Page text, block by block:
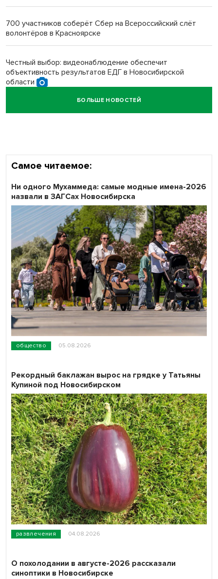
700 участников соберёт Сбер на Всероссийский слёт
волонтёров в Красноярске
Честный выбор: видеонаблюдение обеспечит
объективность результатов ЕДГ в Новосибирской
области
Кибертанки пошли в бой: «Ростелеком» объявляет
БОЛЬШЕ НОВОСТЕЙ
Самое читаемое:
общество 05.08.2026
Ни одного Мухаммеда: самые модные имена-2026
назвали в ЗАГСах Новосибирска
развлечения 04.08.2026
Рекордный баклажан вырос на грядке у Татьяны
Купиной под Новосибирском
О похолодании в августе-2026 рассказали
синоптики в Новосибирске